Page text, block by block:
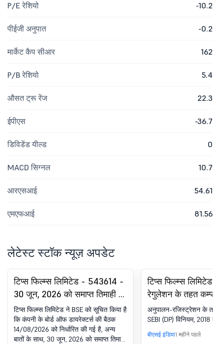
P/E रेशियो -10.2
पीईजी अनुपात -0.2
मार्केट कैप सीआर 162
P/B रेशियो 5.4
औसत ट्रू रेंज 22.3
ईपीएस -36.7
डिविडेंड यील्ड 0
MACD सिग्नल 10.7
आरएसआई 54.61
एमएफआई 81.56
लेटेस्ट स्टॉक न्यूज़ अपडेट
टिप्स फिल्म्स लिमिटेड - 543614 -
30 जून, 2026 को समाप्त तिमाही के
लिए कंपनी के अनऑडिटेड
स्टैंडअलोन फाइनेंशियल परिणामों के
लिए बोर्ड मीटिंग की सूचना.
टिप्स फिल्म्स लिमिटेड ने BSE को सूचित किया है
कि कंपनी के बोर्ड ऑफ डायरेक्टर्स की बैठक
14/08/2026 को निर्धारित की गई है, अन्य
बातों के साथ, 30 जून, 2026 को समाप्त तिमाही
टिप्स फिल्म्स
रेगुलेशन के तहत
सर्टिफिकेट. SEBI
2018 का 74(5)
अनुपालन-रजिस्ट्रेशन के तहत
SEBI (DP) विनियम, 2018
बीएसई इंडिया1 महीने पहले